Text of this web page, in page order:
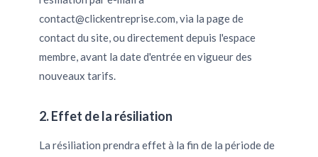
contact@clickentreprise.com, via la page de
contact du site, ou directement depuis l'espace
membre, avant la date d'entrée en vigueur des
nouveaux tarifs.
2. Effet de la résiliation
La résiliation prendra effet à la fin de la période de